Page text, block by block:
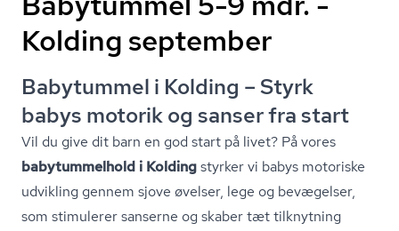
Kolding september
Babytummel i Kolding – Styrk
babys motorik og sanser fra start
Vil du give dit barn en god start på livet? På vores
babytummelhold i Koldingstyrker vi babys motoriske
udvikling gennem sjove øvelser, lege og bevægelser,
som stimulerer sanserne og skaber tæt tilknytning